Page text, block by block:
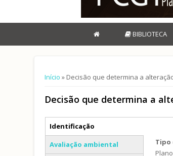
BIBLIOTECA
Está aqui
Início » Decisão que determina a
Decisão que determina a
Separadores verticais
Identificação
(separador ativo)
Avaliação ambiental
Tipo